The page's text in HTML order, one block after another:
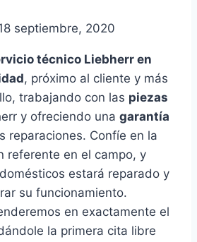
septiembre, 2020
técnico Liebherr en
, próximo al cliente y más
trabajando con las piezas
y ofreciendo una garantía
reparaciones. Confíe en la
referente en el campo, y
estará reparado y
su funcionamiento.
en exactamente el
la primera cita libre